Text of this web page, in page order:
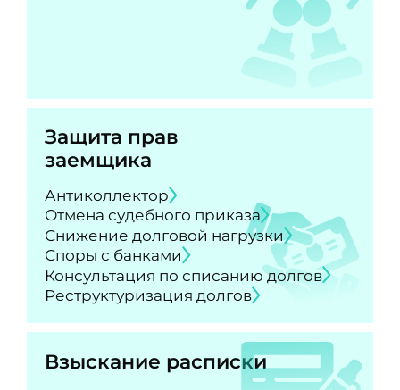
Защита прав
заемщика
Антиколлектор
Отмена судебного приказа
Снижение долговой нагрузки
Споры с банками
Консультация по списанию долгов
Реструктуризация долгов
Взыскание расписки